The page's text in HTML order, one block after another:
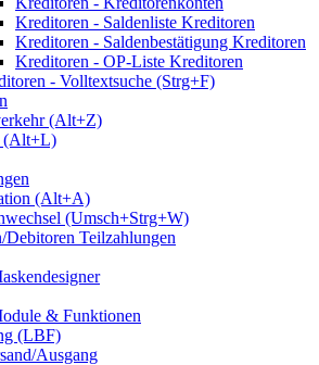
Kreditoren - Saldenliste Kreditoren
Kreditoren - Saldenbestätigung Kreditoren
Kreditoren - OP-Liste Kreditoren
- Volltextsuche (Strg+F)
(Alt+Z)
(Alt+L)
(Alt+A)
(Umsch+Strg+W)
Debitoren Teilzahlungen
& Funktionen
(LBF)
Ausgang